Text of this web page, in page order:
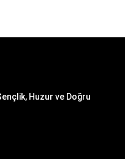
Huzur ve Doğru